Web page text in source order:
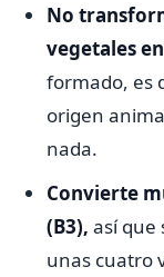
No
vegetales
formado, es
origen
nada.
Convierte
(B3), así que
unas cuatro